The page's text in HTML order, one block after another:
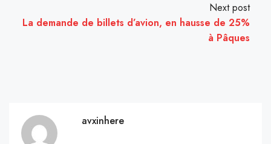
Next post
La demande de billets d’avion, en hausse de 25%
à Pâques
avxinhere